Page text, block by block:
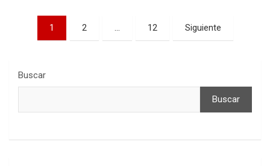
Paginación
1 2 … 12 Siguiente
Buscar
Buscar